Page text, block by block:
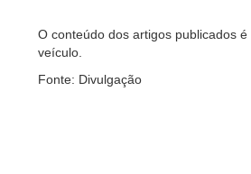
O conteúdo dos artigos publicados
veículo.
Fonte: Divulgação